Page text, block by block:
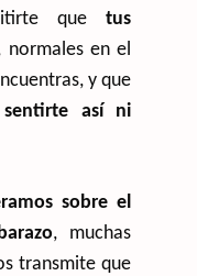
que tus
normales en el
y que
así ni
sobre el
, muchas
transmite que